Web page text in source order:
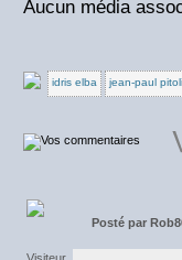
Aucun média
idris elba jean-paul
Posté par